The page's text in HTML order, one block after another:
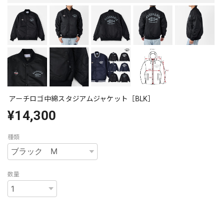
アーチロゴ中綿スタジアムジャケット［BLK］
¥14,300
種類
数量